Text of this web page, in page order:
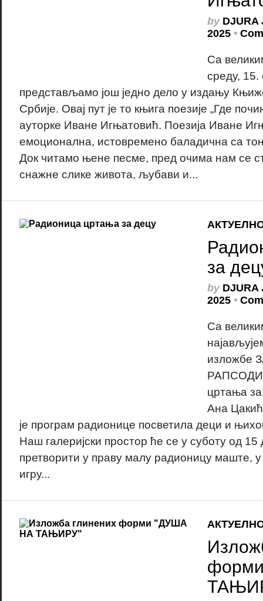
by DJURA
2025 •
Са
среду, 15.
представљамо још једно дело у издању
Србије. Овај пут је то књига поезије „Где
ауторке Иване Игњатовић. Поезија Иване
емоционална, истовремено баладична са
Док читамо њене песме, пред очима нам се
снажне слике живота, љубави и...
за
by DJURA
2025 •
Са
изложбе
цртања за
Ана
је програм радионице посветила деци и
Наш галеријски простор ће се у суботу од 15
претворити у праву малу радионицу маште, у
игру...